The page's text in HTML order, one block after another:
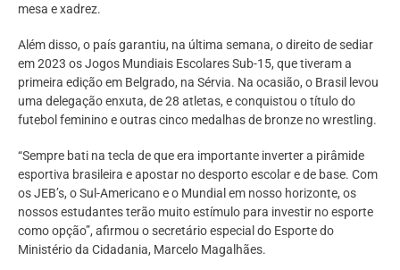
mesa e xadrez.
Além disso, o país garantiu, na última semana, o direito de sediar
em 2023 os Jogos Mundiais Escolares Sub-15, que tiveram a
primeira edição em Belgrado, na Sérvia. Na ocasião, o Brasil levou
uma delegação enxuta, de 28 atletas, e conquistou o título do
futebol feminino e outras cinco medalhas de bronze no wrestling.
“Sempre bati na tecla de que era importante inverter a pirâmide
esportiva brasileira e apostar no desporto escolar e de base. Com
os JEB’s, o Sul-Americano e o Mundial em nosso horizonte, os
nossos estudantes terão muito estímulo para investir no esporte
como opção”, afirmou o secretário especial do Esporte do
Ministério da Cidadania, Marcelo Magalhães.